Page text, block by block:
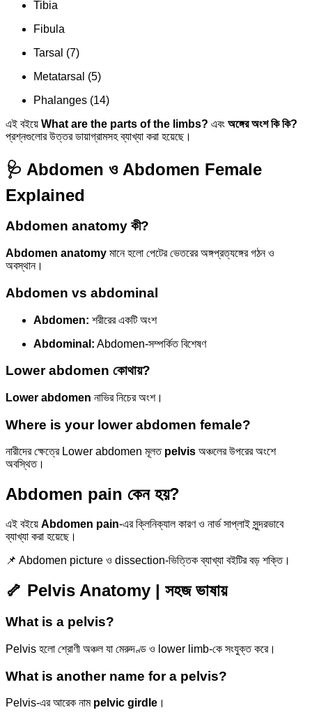
Tibia
Fibula
Tarsal (7)
Metatarsal (5)
Phalanges (14)
এই বইয়ে What are the parts of the limbs? এবং অঙ্গের অংশ কি কি?
প্রশ্নগুলোর উত্তর ডায়াগ্রামসহ ব্যাখ্যা করা হয়েছে।
🩺 Abdomen ও Abdomen Female
Explained
Abdomen anatomy কী?
Abdomen anatomy মানে হলো পেটের ভেতরের অঙ্গপ্রত্যঙ্গের গঠন ও
অবস্থান।
Abdomen vs abdominal
Abdomen: শরীরের একটি অংশ
Abdominal: Abdomen-সম্পর্কিত বিশেষণ
Lower abdomen কোথায়?
Lower abdomen নাভির নিচের অংশ।
Where is your lower abdomen female?
নারীদের ক্ষেত্রে Lower abdomen মূলত pelvis অঞ্চলের উপরের অংশে
অবস্থিত।
Abdomen pain কেন হয়?
এই বইয়ে Abdomen pain-এর ক্লিনিক্যাল কারণ ও নার্ভ সাপ্লাই সুন্দরভাবে
ব্যাখ্যা করা হয়েছে।
📌 Abdomen picture ও dissection-ভিত্তিক ব্যাখ্যা বইটির বড় শক্তি।
🦴 Pelvis Anatomy | সহজ ভাষায়
What is a pelvis?
Pelvis হলো শ্রোণী অঞ্চল যা মেরুদণ্ড ও lower limb-কে সংযুক্ত করে।
What is another name for a pelvis?
Pelvis-এর আরেক নাম pelvic girdle ।